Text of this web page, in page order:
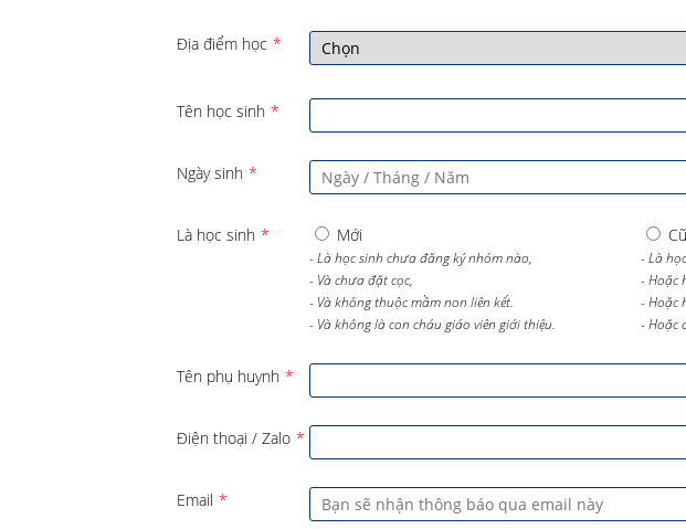
Địa điểm học *
Tên học sinh *
Ngày sinh *
Là học sinh * Mới
- Là học sinh chưa đăng ký nhóm nào,
- Và chưa đặt cọc,
- Và không thuộc mầm non liên kết.
- Và không là con cháu giáo viên giới thiệu.
Cũ
- Là
- Hoặc
- Hoặc
- Hoặc
Tên phụ huynh *
Điện thoại / Zalo *
Email *